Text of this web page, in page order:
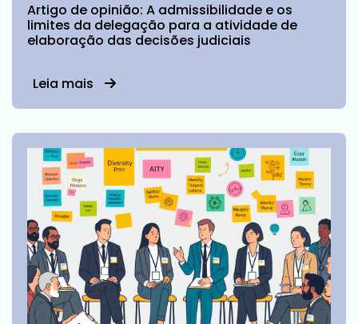
Artigo de opinião: A admissibilidade e os
limites da delegação para a atividade de
elaboração das decisões judiciais
Leia mais